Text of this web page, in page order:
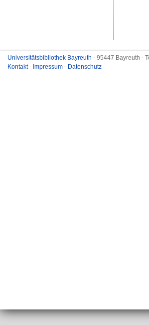
Universitätsbibliothek Bayreuth - 95447 Bayreuth -
Kontakt- Impressum - Datenschutz